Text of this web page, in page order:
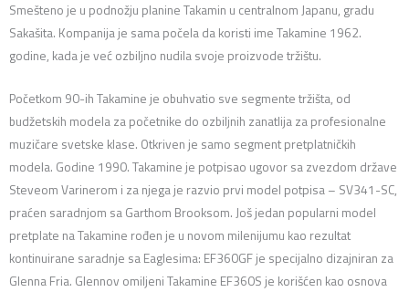
Smešteno je u podnožju planine Takamin u centralnom Japanu, gradu
Sakašita. Kompanija je sama počela da koristi ime Takamine 1962.
godine, kada je već ozbiljno nudila svoje proizvode tržištu.
Početkom 90-ih Takamine je obuhvatio sve segmente tržišta, od
budžetskih modela za početnike do ozbiljnih zanatlija za profesionalne
muzičare svetske klase. Otkriven je samo segment pretplatničkih
modela. Godine 1990. Takamine je potpisao ugovor sa zvezdom države
Steveom Varinerom i za njega je razvio prvi model potpisa – SV341-SC,
praćen saradnjom sa Garthom Brooksom. Još jedan popularni model
pretplate na Takamine rođen je u novom milenijumu kao rezultat
kontinuirane saradnje sa Eaglesima: EF360GF je specijalno dizajniran za
Glenna Fria. Glennov omiljeni Takamine EF360S je korišćen kao osnova